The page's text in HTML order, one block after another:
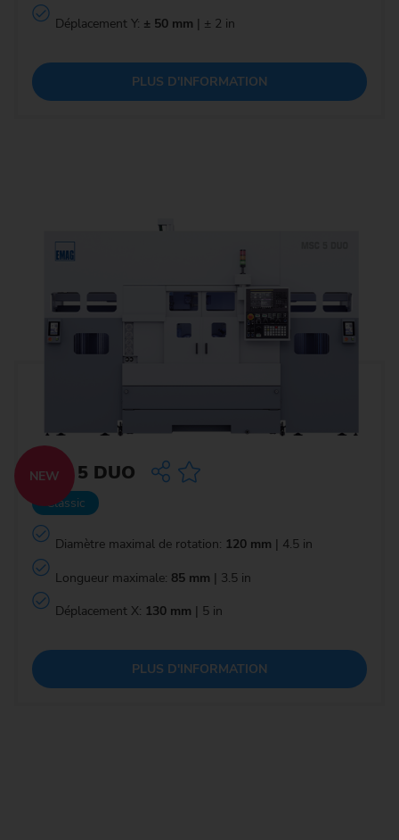
Déplacement Y: ± 50 mm | ± 2 in
PLUS D'INFORMATION
NEW
MSC 5 DUO
Classic
Diamètre maximal de rotation: 120 mm | 4.5 in
Longueur maximale: 85 mm | 3.5 in
Déplacement X: 130 mm | 5 in
PLUS D'INFORMATION